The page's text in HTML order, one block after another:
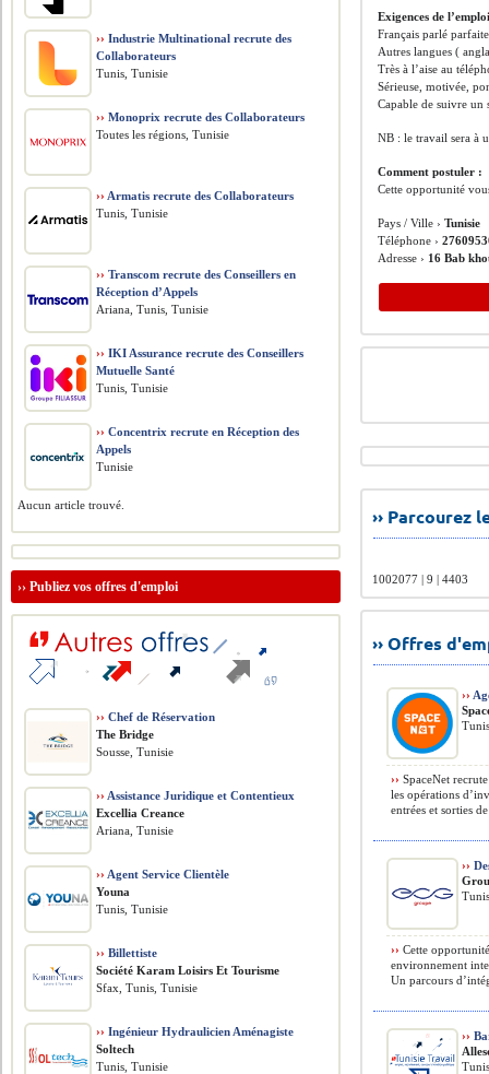
Exigences de
Français parlé
Autres langues (
Très à l’aise au
Sérieuse, motivée,
Capable de suivre un
NB : le travail sera à
Comment postuler :
Cette opportunité
Pays / Ville ›Tunisie
Téléphone ›
Adresse › 16 Bab
››
1002077 | 9 | 4403
›› Offres
››
›› SpaceNet
les opérations
entrées et sorties
››
›› Cette
environnement
Un parcours
››
›› Industrie Multinational recrute des
Collaborateurs
Tunis, Tunisie
›› Monoprix recrute des Collaborateurs
Toutes les régions, Tunisie
›› Armatis recrute des Collaborateurs
Tunis, Tunisie
›› Transcom recrute des Conseillers en
Réception d’Appels
Ariana, Tunis, Tunisie
›› IKI Assurance recrute des Conseillers
Mutuelle Santé
Tunis, Tunisie
›› Concentrix recrute en Réception des
Appels
Tunisie
Aucun article trouvé.
››Publiez vos offres d'emploi
›› Chef de Réservation
The Bridge
Sousse, Tunisie
›› Assistance Juridique et Contentieux
Excellia Creance
Ariana, Tunisie
›› Agent Service Clientèle
Youna
Tunis, Tunisie
›› Billettiste
Société Karam Loisirs Et Tourisme
Sfax, Tunis, Tunisie
›› Ingénieur Hydraulicien Aménagiste
Soltech
Tunis, Tunisie